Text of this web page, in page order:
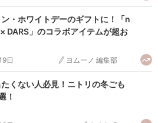
・ホワイトデーのギフトに！「n
DARS」のコラボアイテムが超お
日 ヨムーノ 編集部
くない人必見！ニトリの冬ごも
！